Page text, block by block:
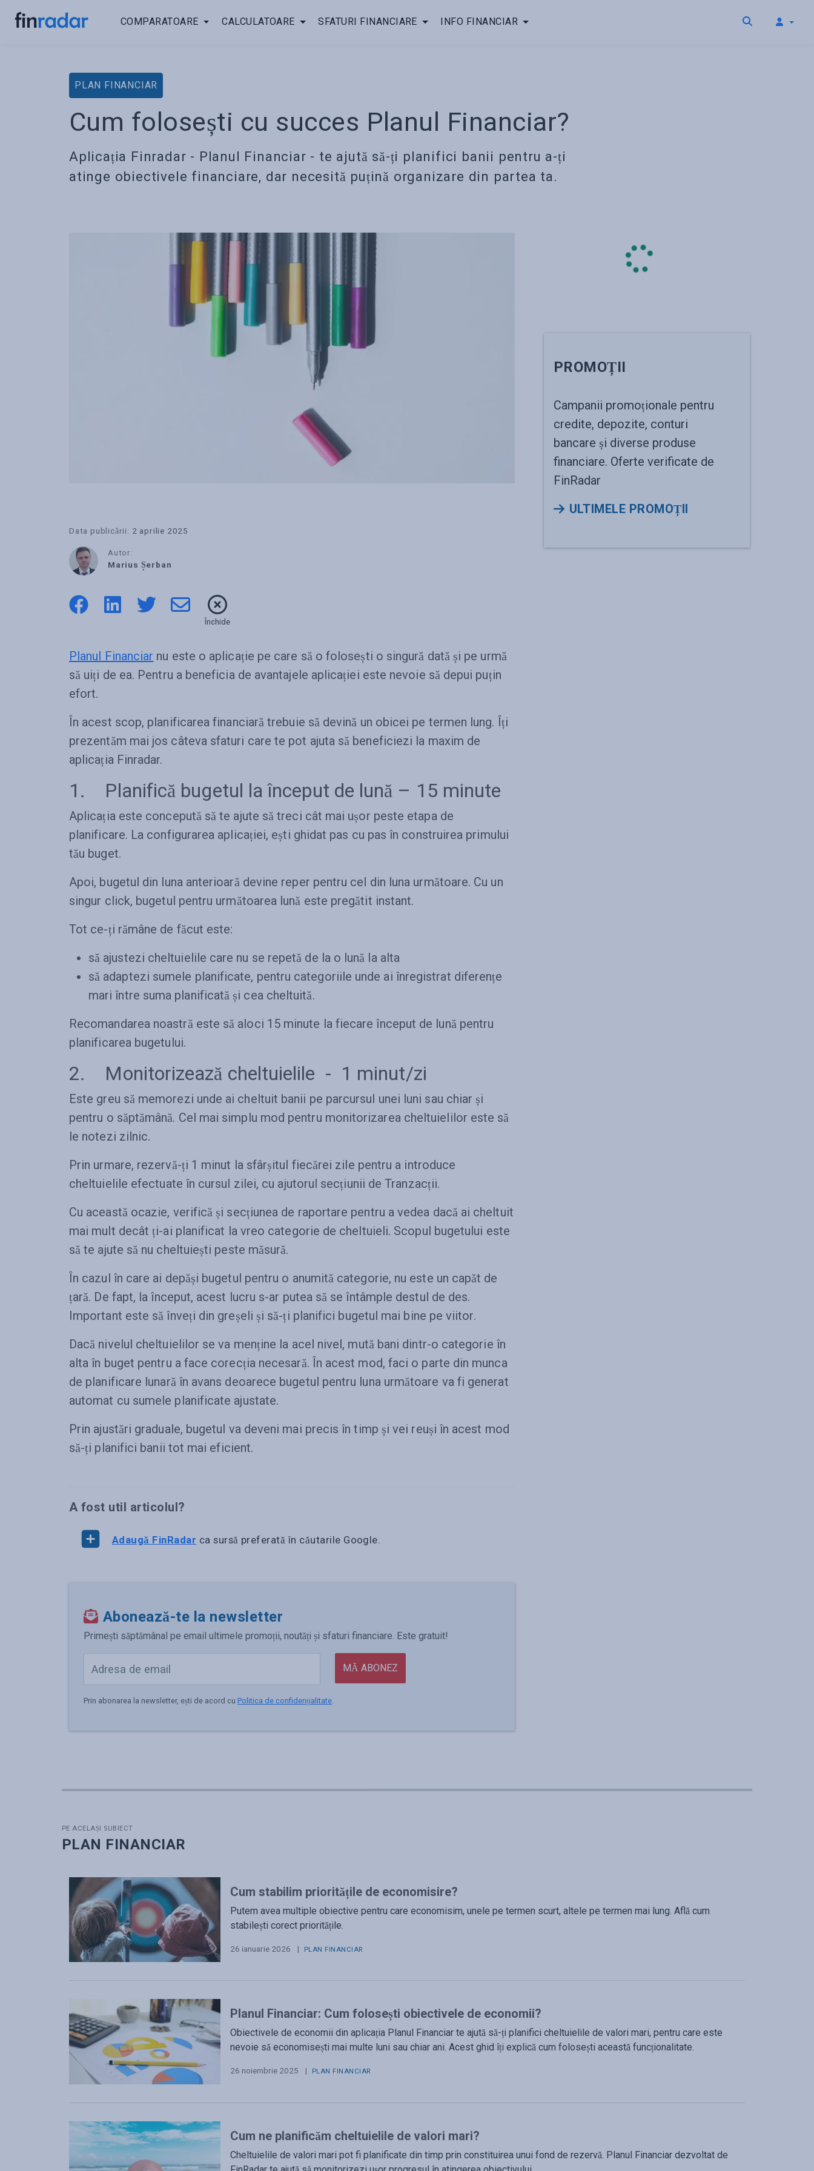
COMPARATOARE CALCULATOARE SFATURI FINANCIARE INFO FINANCIAR
PLAN FINANCIAR
Cum folosești cu succes Planul Financiar?
Aplicația Finradar - Planul Financiar - te ajută să-ți planifici banii pentru a-ți
atinge obiectivele financiare, dar necesită puțină organizare din partea ta.
Data publicării: 2 aprilie 2025
Autor:
Marius Șerban
Închide
Planul Financiar nu este o aplicație pe care să o folosești o singură dată și pe urmă
să uiți de ea. Pentru a beneficia de avantajele aplicației este nevoie să depui puțin
efort.
În acest scop, planificarea financiară trebuie să devină un obicei pe termen lung. Îți
prezentăm mai jos câteva sfaturi care te pot ajuta să beneficiezi la maxim de
aplicația Finradar.
1. Planifică bugetul la început de lună – 15 minute
Aplicația este concepută să te ajute să treci cât mai ușor peste etapa de
planificare. La configurarea aplicației, ești ghidat pas cu pas în construirea primului
tău buget.
Apoi, bugetul din luna anterioară devine reper pentru cel din luna următoare. Cu un
singur click, bugetul pentru următoarea lună este pregătit instant.
Tot ce-ți rămâne de făcut este:
să ajustezi cheltuielile care nu se repetă de la o lună la alta
să adaptezi sumele planificate, pentru categoriile unde ai înregistrat diferențe
mari între suma planificată și cea cheltuită.
Recomandarea noastră este să aloci 15 minute la fiecare început de lună pentru
planificarea bugetului.
2. Monitorizează cheltuielile - 1 minut/zi
Este greu să memorezi unde ai cheltuit banii pe parcursul unei luni sau chiar și
pentru o săptămână. Cel mai simplu mod pentru monitorizarea cheltuielilor este să
le notezi zilnic.
Prin urmare, rezervă-ți 1 minut la sfârșitul fiecărei zile pentru a introduce
cheltuielile efectuate în cursul zilei, cu ajutorul secțiunii de Tranzacții.
Cu această ocazie, verifică și secțiunea de raportare pentru a vedea dacă ai cheltuit
mai mult decât ți-ai planificat la vreo categorie de cheltuieli. Scopul bugetului este
să te ajute să nu cheltuiești peste măsură.
În cazul în care ai depăși bugetul pentru o anumită categorie, nu este un capăt de
țară. De fapt, la început, acest lucru s-ar putea să se întâmple destul de des.
Important este să înveți din greșeli și să-ți planifici bugetul mai bine pe viitor.
Dacă nivelul cheltuielilor se va menține la acel nivel, mută bani dintr-o categorie în
alta în buget pentru a face corecția necesară. În acest mod, faci o parte din munca
de planificare lunară în avans deoarece bugetul pentru luna următoare va fi generat
automat cu sumele planificate ajustate.
Prin ajustări graduale, bugetul va deveni mai precis în timp și vei reuși în acest mod
să-ți planifici banii tot mai eficient.
A fost util articolul?
Adaugă FinRadar ca sursă preferată în căutarile Google.
Abonează-te la newsletter
Primești săptămânal pe email ultimele promoții, noutăți și sfaturi financiare. Este gratuit!
MĂ ABONEZ
Prin abonarea la newsletter, ești de acord cu Politica de confidențialitate.
PROMOȚII
Campanii promoționale pentru
credite, depozite, conturi
bancare și diverse produse
financiare. Oferte verificate de
FinRadar
ULTIMELE PROMOȚII
PE ACELAȘI SUBIECT
PLAN FINANCIAR
Cum stabilim prioritățile de economisire?
Putem avea multiple obiective pentru care economisim, unele pe termen scurt, altele pe termen mai lung. Află cum
stabilești corect prioritățile.
26 ianuarie 2026 | PLAN FINANCIAR
Planul Financiar: Cum folosești obiectivele de economii?
Obiectivele de economii din aplicația Planul Financiar te ajută să-ți planifici cheltuielile de valori mari, pentru care este
nevoie să economisești mai multe luni sau chiar ani. Acest ghid îți explică cum folosești această funcționalitate.
26 noiembrie 2025 | PLAN FINANCIAR
Cum ne planificăm cheltuielile de valori mari?
Cheltuielile de valori mari pot fi planificate din timp prin constituirea unui fond de rezervă. Planul Financiar dezvoltat de